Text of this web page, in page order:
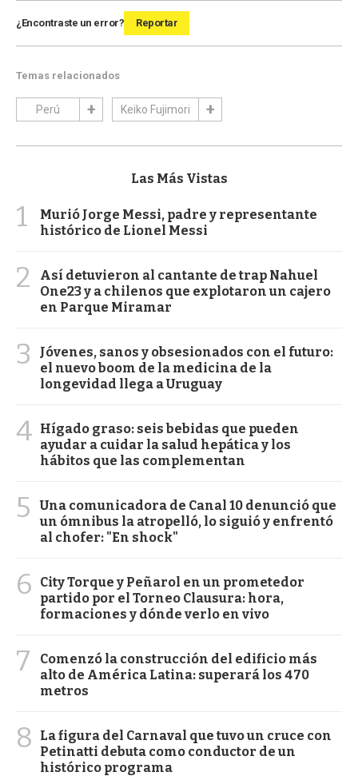
¿Encontraste un error? Reportar
Temas relacionados
Perú Keiko Fujimori
Las Más Vistas
1
Murió Jorge Messi, padre y representante
histórico de Lionel Messi
2
Así detuvieron al cantante de trap Nahuel
One23 y a chilenos que explotaron un cajero
en Parque Miramar
3
Jóvenes, sanos y obsesionados con el futuro:
el nuevo boom de la medicina de la
longevidad llega a Uruguay
4 Hígado graso: seis bebidas que pueden
ayudar a cuidar la salud hepática y los
hábitos que las complementan
5
Una comunicadora de Canal 10 denunció que
un ómnibus la atropelló, lo siguió y enfrentó
al chofer: "En shock"
6
City Torque y Peñarol en un prometedor
partido por el Torneo Clausura: hora,
formaciones y dónde verlo en vivo
7
Comenzó la construcción del edificio más
alto de América Latina: superará los 470
metros
8
La figura del Carnaval que tuvo un cruce con
Petinatti debuta como conductor de un
histórico programa